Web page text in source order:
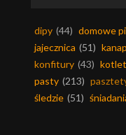
dipy (44) domowe
jajecznica (51)
konfitury (43)
pasty (213)
śledzie (51)